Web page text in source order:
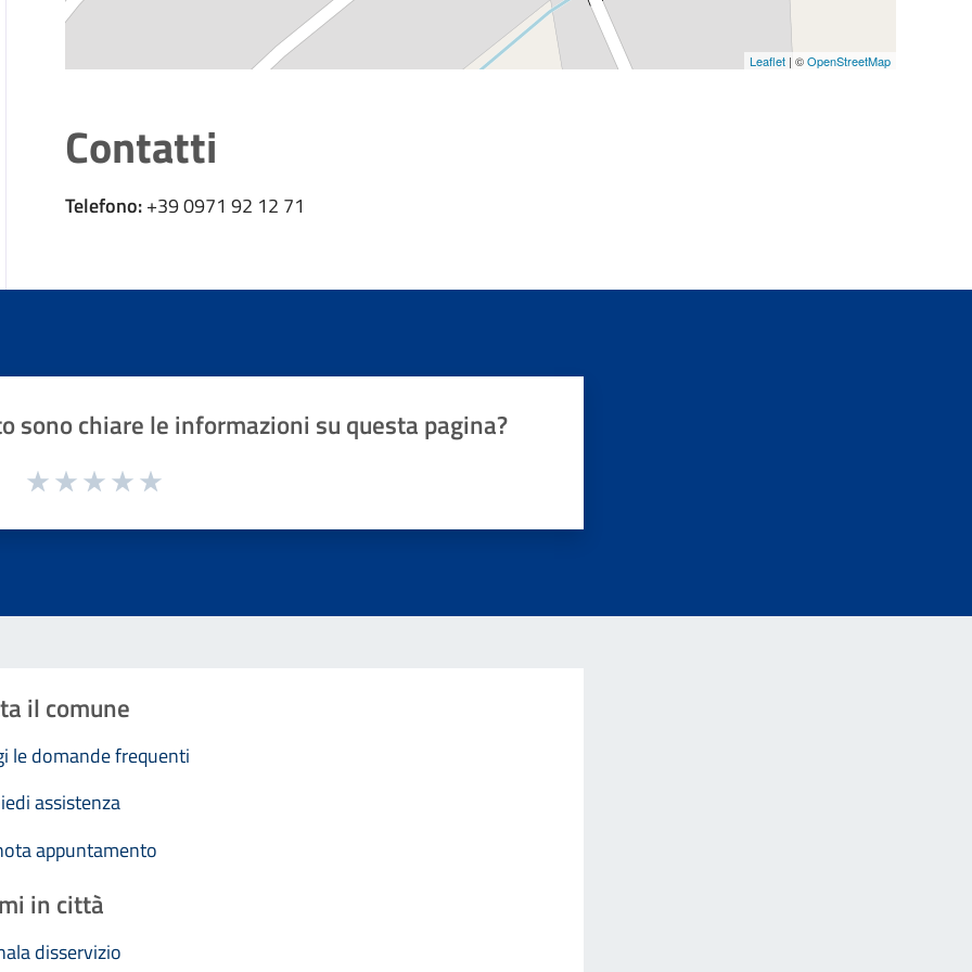
Leaflet| ©OpenStreetMap
Contatti
Telefono:+39 0971 92 12 71
sono chiare le informazioni su questa pagina?
1 a 5 stelle la pagina
il comune
le domande frequenti
assistenza
appuntamento
in città
disservizio